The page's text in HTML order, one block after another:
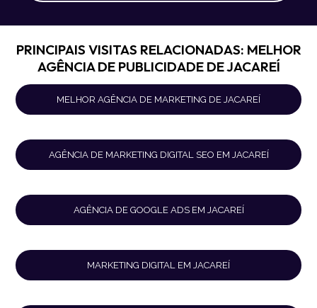
PRINCIPAIS VISITAS RELACIONADAS: MELHOR
AGÊNCIA DE PUBLICIDADE DE JACAREÍ
MELHOR AGÊNCIA DE MARKETING DE JACAREÍ
AGÊNCIA DE MARKETING DIGITAL SEO EM JACAREÍ
AGÊNCIA DE GOOGLE ADS EM JACAREÍ
MARKETING DIGITAL EM JACAREÍ